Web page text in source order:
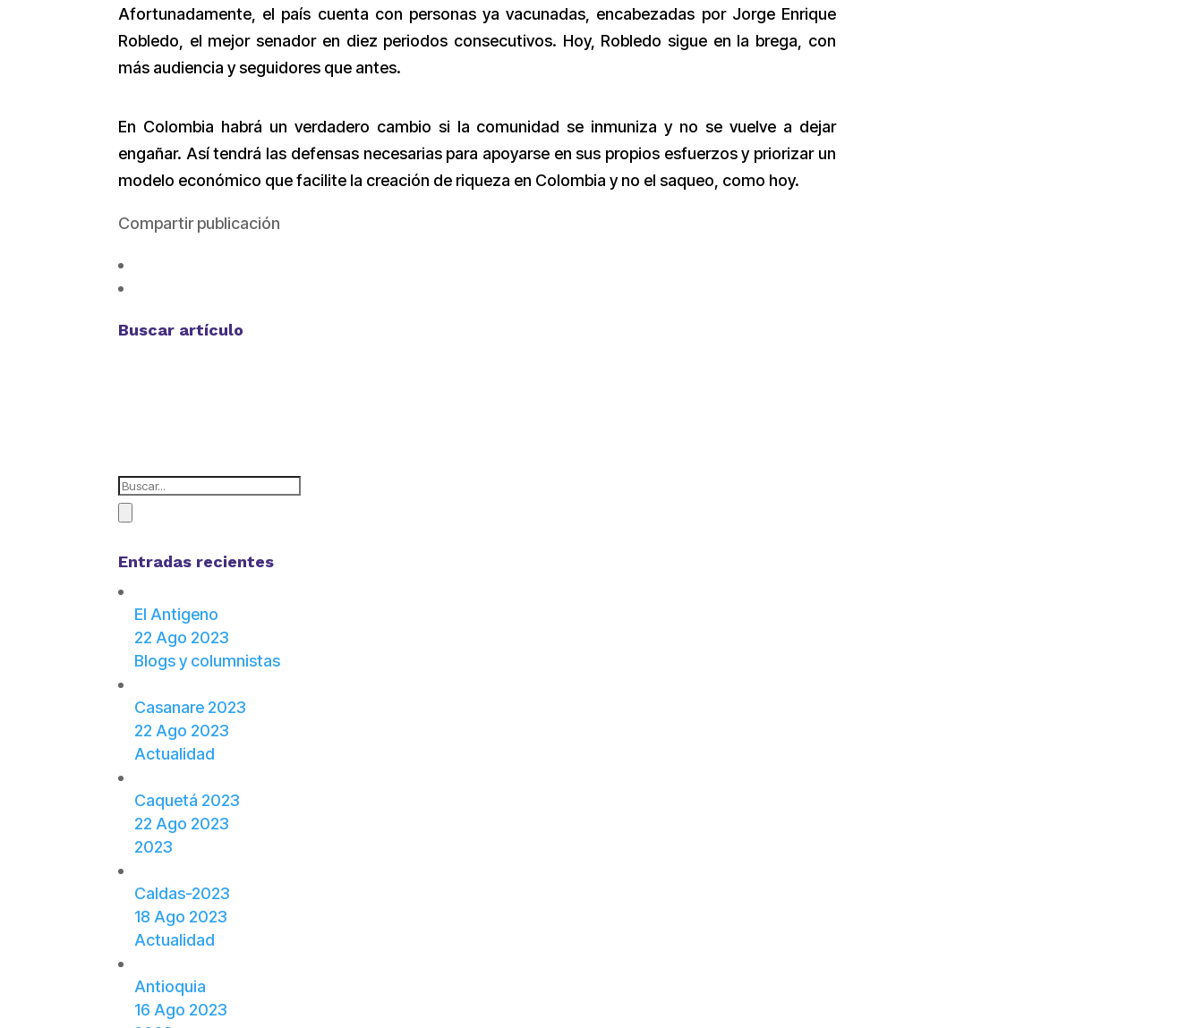
Afortunadamente, el país cuenta con personas ya vacunadas, encabezadas por Jorge Enrique
Robledo, el mejor senador en diez periodos consecutivos. Hoy, Robledo sigue en la brega, con
más audiencia y seguidores que antes.
En Colombia habrá un verdadero cambio si la comunidad se inmuniza y no se vuelve a dejar
engañar. Así tendrá las defensas necesarias para apoyarse en sus propios esfuerzos y priorizar un
modelo económico que facilite la creación de riqueza en Colombia y no el saqueo, como hoy.
Compartir publicación
Buscar artículo
Entradas recientes
El Antigeno
22 Ago 2023
Blogs y columnistas
Casanare 2023
22 Ago 2023
Actualidad
Caquetá 2023
22 Ago 2023
2023
Caldas-2023
18 Ago 2023
Actualidad
Antioquia
16 Ago 2023